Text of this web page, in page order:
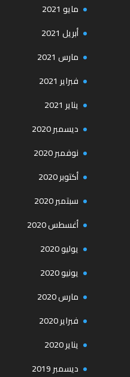
مايو 2021
أبريل 2021
مارس 2021
فبراير 2021
يناير 2021
ديسمبر 2020
نوفمبر 2020
أكتوبر 2020
سبتمبر 2020
أغسطس 2020
يوليو 2020
يونيو 2020
مارس 2020
فبراير 2020
يناير 2020
ديسمبر 2019